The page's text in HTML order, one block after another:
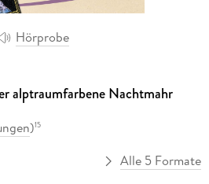
Hörprobe
alptraumfarbene Nachtmahr
)15
Alle 5 Formate